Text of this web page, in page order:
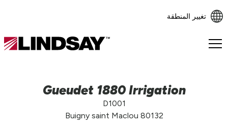
تغيير المنطقة
Lindsay.
Gueudet 1880 Irrigation
D1001
Buigny saint Maclou 80132